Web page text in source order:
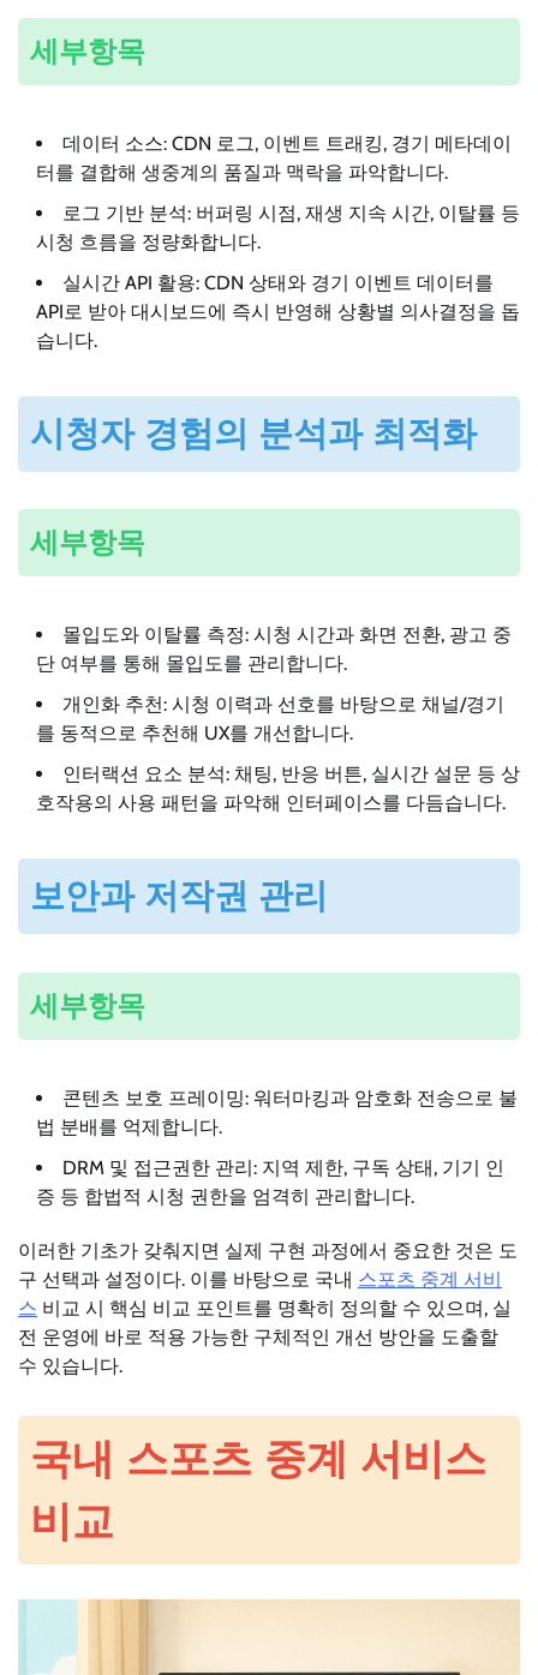
세부항목
데이터 소스: CDN 로그, 이벤트 트래킹, 경기 메타데이
터를 결합해 생중계의 품질과 맥락을 파악합니다.
로그 기반 분석: 버퍼링 시점, 재생 지속 시간, 이탈률 등
시청 흐름을 정량화합니다.
실시간 API 활용: CDN 상태와 경기 이벤트 데이터를
API로 받아 대시보드에 즉시 반영해 상황별 의사결정을 돕
습니다.
시청자 경험의 분석과 최적화
세부항목
몰입도와 이탈률 측정: 시청 시간과 화면 전환, 광고 중
단 여부를 통해 몰입도를 관리합니다.
개인화 추천: 시청 이력과 선호를 바탕으로 채널/경기
를 동적으로 추천해 UX를 개선합니다.
인터랙션 요소 분석: 채팅, 반응 버튼, 실시간 설문 등 상
호작용의 사용 패턴을 파악해 인터페이스를 다듬습니다.
보안과 저작권 관리
세부항목
콘텐츠 보호 프레이밍: 워터마킹과 암호화 전송으로 불
법 분배를 억제합니다.
DRM 및 접근권한 관리: 지역 제한, 구독 상태, 기기 인
증 등 합법적 시청 권한을 엄격히 관리합니다.
이러한 기초가 갖춰지면 실제 구현 과정에서 중요한 것은 도
구 선택과 설정이다. 이를 바탕으로 국내 스포츠 중계 서비
스 비교 시 핵심 비교 포인트를 명확히 정의할 수 있으며, 실
전 운영에 바로 적용 가능한 구체적인 개선 방안을 도출할
수 있습니다.
국내 스포츠 중계 서비스
비교